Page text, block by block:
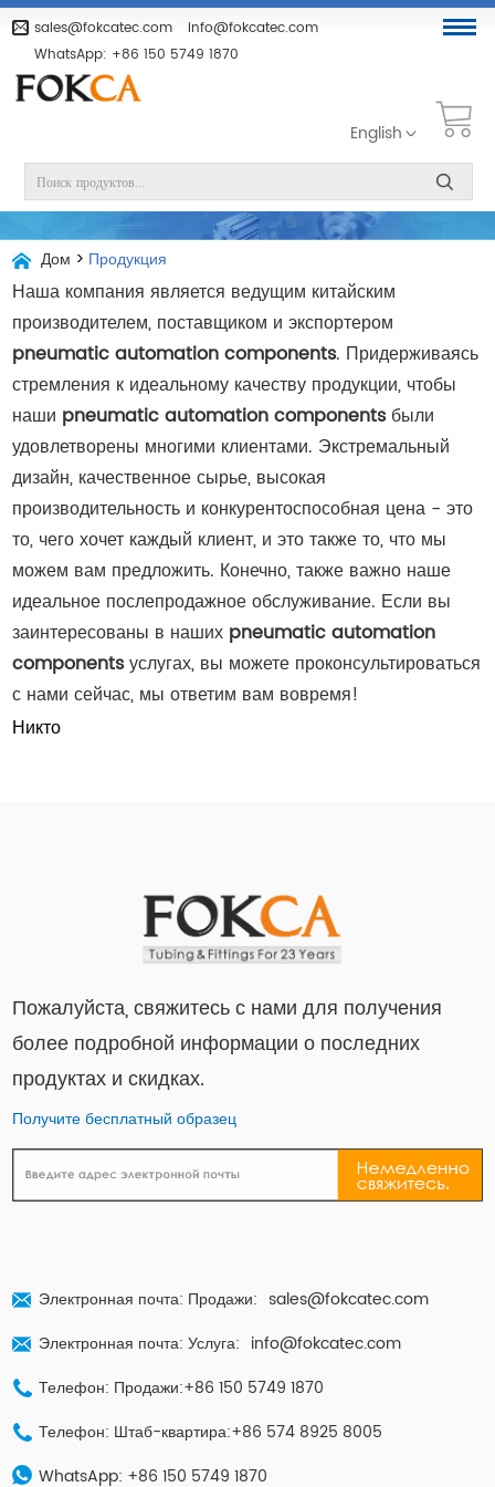
sales@fokcatec.com
info@fokcatec.com
WhatsApp: +86 150 5749 1870
English
Дом > Продукция
Наша компания является ведущим китайским
производителем, поставщиком и экспортером
pneumatic automation components. Придерживаясь
стремления к идеальному качеству продукции, чтобы
наши pneumatic automation componentsбыли
удовлетворены многими клиентами. Экстремальный
дизайн, качественное сырье, высокая
производительность и конкурентоспособная цена - это
то, чего хочет каждый клиент, и это также то, что мы
можем вам предложить. Конечно, также важно наше
идеальное послепродажное обслуживание. Если вы
заинтересованы в наших pneumatic automation
componentsуслугах, вы можете проконсультироваться
с нами сейчас, мы ответим вам вовремя!
Никто
Пожалуйста, свяжитесь с нами для получения
более подробной информации о последних
продуктах и ​​скидках.
Получите бесплатный образец
Электронная почта: Продажи: sales@fokcatec.com
Электронная почта: Услуга: info@fokcatec.com
Телефон: Продажи:+86 150 5749 1870
Телефон: Штаб-квартира:+86 574 8925 8005
WhatsApp: +86 150 5749 1870